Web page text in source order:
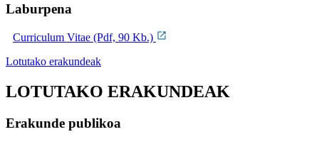
Laburpena
Curriculum Vitae (Pdf, 90 Kb.)
Lotutako erakundeak
LOTUTAKO ERAKUNDEAK
Erakunde publikoa